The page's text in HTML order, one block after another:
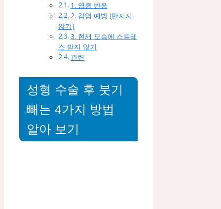
1. 염증 반응
2. 감염 예방 (만지지
않기)
3. 현재 모습에 스트레
스 받지 않기
관련
성형 수술 후 붓기
빼는 4가지 방법
알아 보기